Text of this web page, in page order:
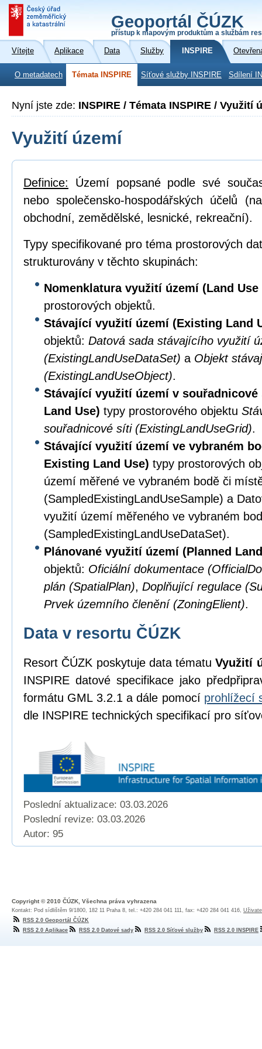
Geoportál ČÚZK
přístup k mapovým produktům a službám
Vítejte Aplikace Data Služby INSPIRE
O metadatech Témata INSPIRE Síťové služby INSPIRE Sdílení
Nyní jste zde: INSPIRE / Témata INSPIRE / Využití
Využití území
Definice: Území popsané podle své
nebo společensko-hospodářských účelů
obchodní, zemědělské, lesnické, rekreační).
Typy specifikované pro téma prostorových
strukturovány v těchto skupinách:
Nomenklatura využití území (Land
prostorových objektů.
Stávající využití území (Existing Land
objektů: Datová sada stávajícího využití
(ExistingLandUseDataSet) a Objekt
(ExistingLandUseObject).
Stávající využití území v
Land Use) typy prostorového objektu
souřadnicové síti (ExistingLandUseGrid).
Stávající využití území ve vybraném
Existing Land Use) typy prostorových
území měřené ve vybraném bodě či
(SampledExistingLandUseSample) a
využití území měřeného ve vybraném
(SampledExistingLandUseDataSet).
Plánované využití území (Planned
objektů: Oficiální dokumentace
plán (SpatialPlan), Doplňující regulace
Prvek územního členění (ZoningElient).
Data v resortu ČÚZK
Resort ČÚZK poskytuje data tématuVyužití
INSPIRE datové specifikace jako
formátu GML 3.2.1 a dále pomocí prohlížecí
dle INSPIRE technických specifikací pro
Poslední aktualizace: 03.03.2026
Poslední revize: 03.03.2026
Autor: 95
Copyright © 2010 ČÚZK, Všechna práva vyhrazena
Kontakt: Pod sídlištěm 9/1800, 182 11 Praha 8, tel.: +420 284 041 111, fax: +420 284 041 416,
RSS 2.0 Geoportál ČÚZK
RSS 2.0 Aplikace
RSS 2.0 Datové sady RSS 2.0 Síťové služby RSS 2.0 INSPIRE